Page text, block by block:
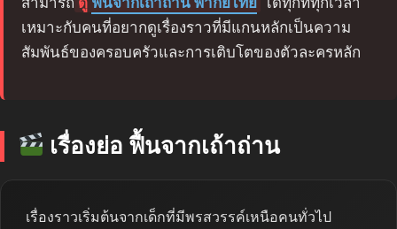
เหมาะกับคนที่อยากดูเรื่องราวที่มีแกนหลักเป็นความ
สัมพันธ์ของครอบครัวและการเติบโตของตัวละครหลัก
เรื่องย่อ ฟื้นจากเถ้าถ่าน
เรื่องราวเริ่มต้นจากเด็กที่มีพรสวรรค์เหนือคนทั่วไป